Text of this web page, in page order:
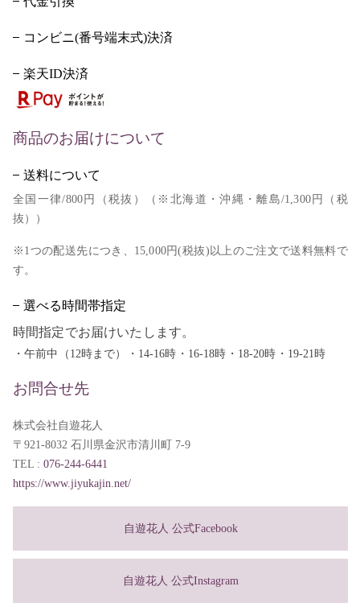
コンビニ(番号端末式)決済
楽天ID決済
商品のお届けについて
送料について
全国一律/800円（税抜）（※北海道・沖縄・離島/1,300円（税
抜））
※1つの配送先につき、15,000円(税抜)以上のご注文で送料無料で
す。
選べる時間帯指定
時間指定でお届けいたします。
・午前中（12時まで）・14-16時・16-18時・18-20時・19-21時
お問合せ先
株式会社自遊花人
〒921-8032 石川県金沢市清川町 7-9
TEL : 076-244-6441
https://www.jiyukajin.net/
自遊花人 公式Facebook
自遊花人 公式Instagram